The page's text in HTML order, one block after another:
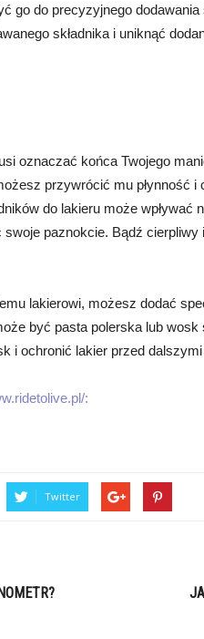
go do precyzyjnego dodawania
składnika i uniknąć
oznaczać końca Twojego
przywrócić mu płynność
do lakieru może wpływać
paznokcie. Bądź
lakierowi, możesz dodać
być pasta polerska lub
i ochronić lakier przed
:
Twitter